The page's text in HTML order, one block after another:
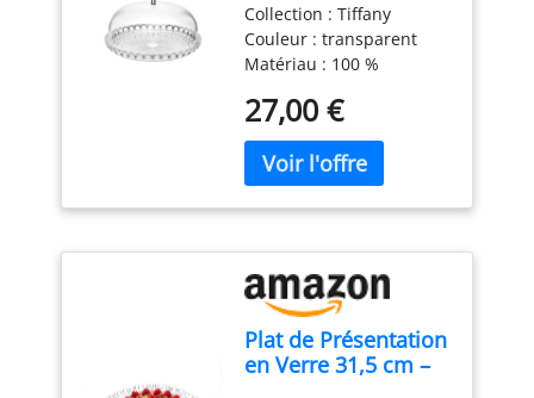
Transparent, Ø 30 x
h16 cm - 19950100
Collection : Tiffany
Couleur : transparent
Matériau : 100 %
Guzzini, fabriqué en
Italie depuis 1912 Poids
du colis: 1.02 kilograms
27,00 €
Plat de Présentation
en Verre 31,5 cm –